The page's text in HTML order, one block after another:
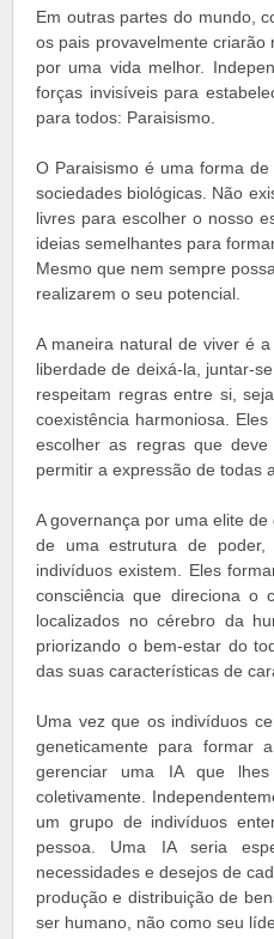
Em outras partes do mundo,
os pais provavelmente
por uma vida melhor.
forças invisíveis para
para todos: Paraisismo.
O Paraisismo é uma forma
sociedades biológicas. Não
livres para escolher o nosso
ideias semelhantes para
Mesmo que nem sempre
realizarem o seu potencial.
A maneira natural de viver é
liberdade de deixá-la, juntar-
respeitam regras entre si,
coexistência harmoniosa.
escolher as regras que
permitir a expressão de todas
A governança por uma elite
de uma estrutura de
indivíduos existem. Eles
consciência que direciona o
localizados no cérebro da
priorizando o bem-estar do
das suas características de
Uma vez que os indivíduos
geneticamente para formar
gerenciar uma IA que
coletivamente.
um grupo de indivíduos
pessoa. Uma IA seria
necessidades e desejos de
produção e distribuição de
ser humano, não como seu